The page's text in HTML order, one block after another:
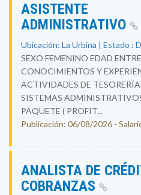
ASISTENTE
ADMINISTRATIVO
Ubicación: La Urbina | Estado :
SEXO FEMENINO EDAD
CONOCIMIENTOS Y
ACTIVIDADES DE
SISTEMAS
PAQUETE ( PROFIT...
Publicación: 06/08/2026 -
ANALISTA DE
COBRANZAS